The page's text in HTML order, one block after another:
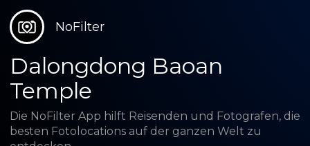
NoFilter
Dalongdong Baoan
Temple
Die NoFilter App hilft Reisenden und Fotografen, die
besten Fotolocations auf der ganzen Welt zu